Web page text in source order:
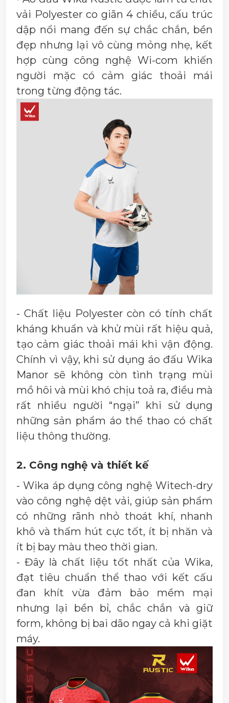
vải Polyester co giãn 4 chiều, cấu trúc
dập nổi mang đến sự chắc chắn, bền
đẹp nhưng lại vô cùng mỏng nhẹ, kết
hợp cùng công nghệ Wi-com khiến
người mặc có cảm giác thoải mái
trong từng động tác.
- Chất liệu Polyester còn có tính chất
kháng khuẩn và khử mùi rất hiệu quả,
tạo cảm giác thoải mái khi vận động.
Chính vì vậy, khi sử dụng áo đấu Wika
Manor sẽ không còn tình trạng mùi
mồ hôi và mùi khó chịu toả ra, điều mà
rất nhiều người “ngại” khi sử dụng
những sản phẩm áo thể thao có chất
liệu thông thường.
2. Công nghệ và thiết kế
- Wika áp dụng công nghệ Witech-dry
vào công nghệ dệt vải, giúp sản phẩm
có những rãnh nhỏ thoát khí, nhanh
khô và thấm hút cực tốt, ít bị nhăn và
ít bị bay màu theo thời gian.
- Đây là chất liệu tốt nhất của Wika,
đạt tiêu chuẩn thể thao với kết cấu
đan khít vừa đảm bảo mềm mại
nhưng lại bền bỉ, chắc chắn và giữ
form, không bị bai dão ngay cả khi giặt
máy.